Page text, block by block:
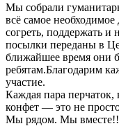
Мы собрали
всё самое
согреть, поддержать
посылки переданы в
ближайшее время они
ребятам.Благодарим
участие.
Каждая пара перчаток,
конфет — это не
Мы рядом. Мы